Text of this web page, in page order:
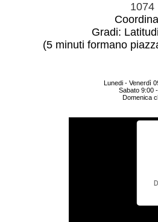
1074
Gradi:
(5 minuti formano
Lunedi - Venerdì
Sabato 9:00
Domenica